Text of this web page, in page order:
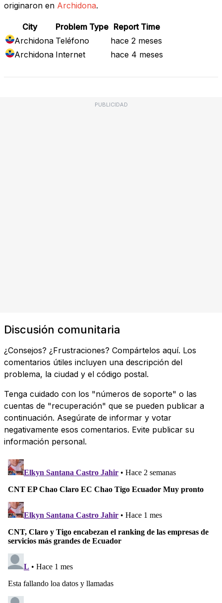
originaron en Archidona.
City Problem Type Report Time
Archidona Teléfono
hace 2 meses
Archidona Internet hace 4 meses
PUBLICIDAD
Discusión comunitaria
¿Consejos? ¿Frustraciones? Compártelos aquí. Los
comentarios útiles incluyen una descripción del
problema, la ciudad y el código postal.
Tenga cuidado con los "números de soporte" o las
cuentas de "recuperación" que se pueden publicar a
continuación. Asegúrate de informar y votar
negativamente esos comentarios. Evite publicar su
información personal.